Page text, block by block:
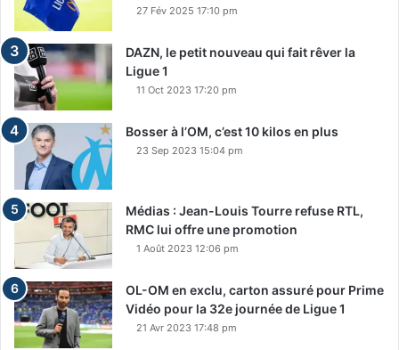
27 Fév 2025 17:10 pm
DAZN, le petit nouveau qui fait rêver la
Ligue 1
11 Oct 2023 17:20 pm
Bosser à l’OM, c’est 10 kilos en plus
23 Sep 2023 15:04 pm
Médias : Jean-Louis Tourre refuse RTL,
RMC lui offre une promotion
1 Août 2023 12:06 pm
OL-OM en exclu, carton assuré pour Prime
Vidéo pour la 32e journée de Ligue 1
21 Avr 2023 17:48 pm